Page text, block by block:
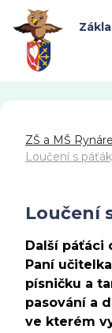
ZŠ a MŠ
Loučení s
Loučení
Další páťáci
Paní
písničku a
pasování a
ve kterém